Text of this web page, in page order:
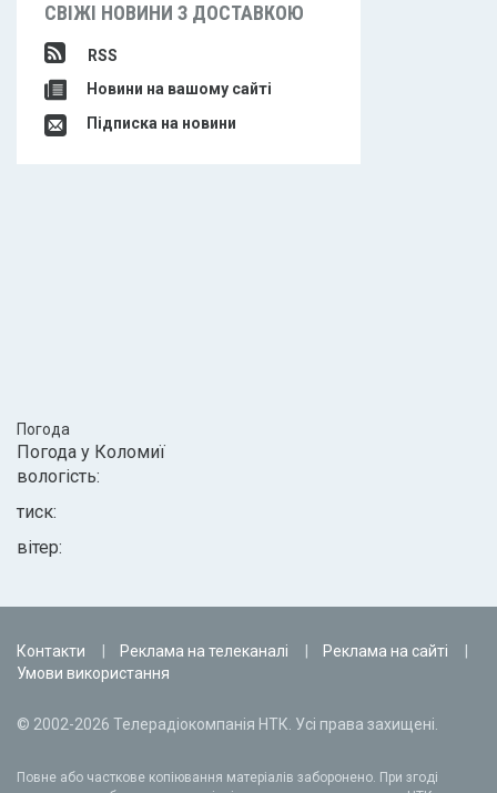
СВІЖІ НОВИНИ З ДОСТАВКОЮ
RSS
Новини на вашому сайті
Підписка на новини
Погода
Погода у Коломиї
вологість:
тиск:
вітер:
Контакти Реклама на телеканалі
Реклама на сайті
Умови використання
© 2002-2026 Телерадіокомпанія НТК. Усі права захищені.
Повне або часткове копіювання матеріалів заборонено. При згоді